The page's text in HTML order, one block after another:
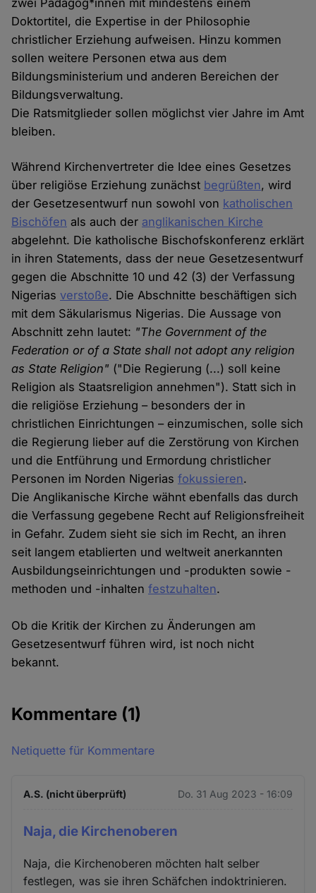
zwei Pädagog*innen mit mindestens einem
Doktortitel, die Expertise in der Philosophie
christlicher Erziehung aufweisen. Hinzu kommen
sollen weitere Personen etwa aus dem
Bildungsministerium und anderen Bereichen der
Bildungsverwaltung.
Die Ratsmitglieder sollen möglichst vier Jahre im Amt
bleiben.
Während Kirchenvertreter die Idee eines Gesetzes
über religiöse Erziehung zunächst begrüßten, wird
der Gesetzesentwurf nun sowohl von katholischen
Bischöfen als auch der anglikanischen Kirche
abgelehnt. Die katholische Bischofskonferenz erklärt
in ihren Statements, dass der neue Gesetzesentwurf
gegen die Abschnitte 10 und 42 (3) der Verfassung
Nigeriasverstoße. Die Abschnitte beschäftigen sich
mit dem Säkularismus Nigerias. Die Aussage von
Abschnitt zehn lautet: "The Government of the
Federation or of a State shall not adopt any religion
as State Religion" ("Die Regierung (...) soll keine
Religion als Staatsreligion annehmen"). Statt sich in
die religiöse Erziehung – besonders der in
christlichen Einrichtungen – einzumischen, solle sich
die Regierung lieber auf die Zerstörung von Kirchen
und die Entführung und Ermordung christlicher
Personen im Norden Nigeriasfokussieren.
Die Anglikanische Kirche wähnt ebenfalls das durch
die Verfassung gegebene Recht auf Religionsfreiheit
in Gefahr. Zudem sieht sie sich im Recht, an ihren
seit langem etablierten und weltweit anerkannten
Ausbildungseinrichtungen und -produkten sowie -
methoden und -inhaltenfestzuhalten.
Ob die Kritik der Kirchen zu Änderungen am
Gesetzesentwurf führen wird, ist noch nicht
bekannt.
Kommentare (1)
Netiquette für Kommentare
A.S. (nicht überprüft) Do. 31 Aug 2023 - 16:09
Naja, die Kirchenoberen
Naja, die Kirchenoberen möchten halt selber
festlegen, was sie ihren Schäfchen indoktrinieren.